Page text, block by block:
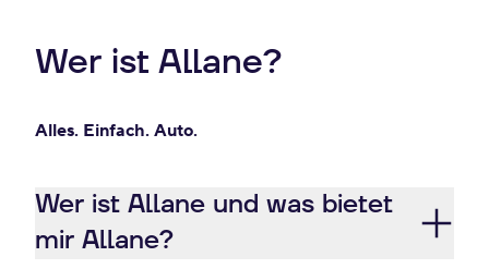
Wer ist Allane?
Alles. Einfach. Auto.
Wer ist Allane und was bietet
mir Allane?